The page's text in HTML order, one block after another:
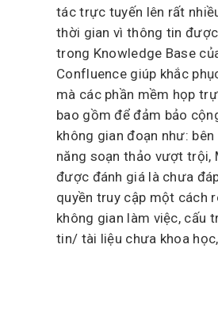
tác trực tuyến lên rất
thời gian vì thông tin
trong Knowledge Base
Confluence giúp khắc
mà các phần mềm họp
bao gồm để đảm bảo
không gian đoạn như:
năng soạn thảo vượt trội,
được đánh giá là chưa
quyền truy cập một cách
không gian làm việc, cấu
tin/ tài liệu chưa khoa học,